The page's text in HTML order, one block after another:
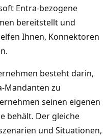
Entra-bezogene
bereitstellt und
Ihnen, Konnektoren
besteht darin,
Mandanten zu
seinen eigenen
behält. Der gleiche
und Situationen,